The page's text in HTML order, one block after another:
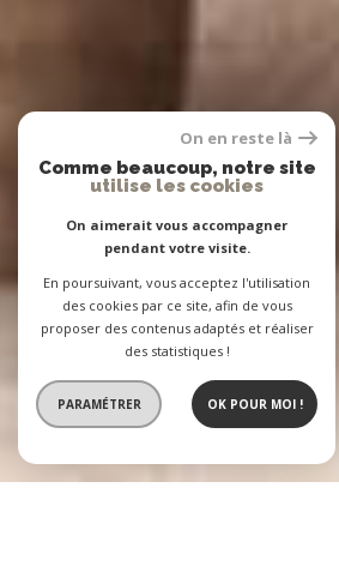
On en reste là
Comme beaucoup, notre site
utilise les cookies
On aimerait vous accompagner
pendant votre visite.
En poursuivant, vous acceptez l'utilisation
des cookies par ce site, afin de vous
proposer des contenus adaptés et réaliser
des statistiques !
PARAMÉTRER OK POUR MOI !